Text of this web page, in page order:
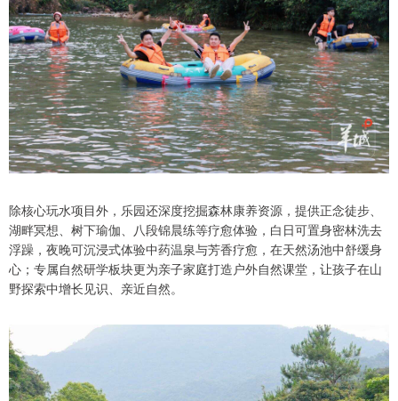
除核心玩水项目外，乐园还深度挖掘森林康养资源，提供正念徒步、
湖畔冥想、树下瑜伽、八段锦晨练等疗愈体验，白日可置身密林洗去
浮躁，夜晚可沉浸式体验中药温泉与芳香疗愈，在天然汤池中舒缓身
心；专属自然研学板块更为亲子家庭打造户外自然课堂，让孩子在山
野探索中增长见识、亲近自然。